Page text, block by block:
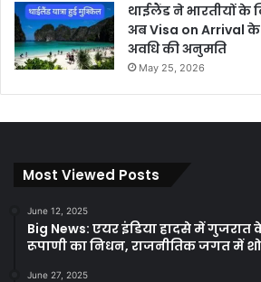
थाईलैंड ने भारतीयों के
अब Visa on Arrival
अवधि की अनुमति
May 25, 2026
Most Viewed Posts
June 12, 2025
Big News: एयर इंडिया हादसे में गुजरात
रूपाणी का निधन, राजनीतिक जगत में
June 27, 2025